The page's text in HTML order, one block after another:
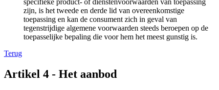
specifieke product- of dienstenvoorwaarden van toepassing
zijn, is het tweede en derde lid van overeenkomstige
toepassing en kan de consument zich in geval van
tegenstrijdige algemene voorwaarden steeds beroepen op de
toepasselijke bepaling die voor hem het meest gunstig is.
Terug
Artikel 4 - Het aanbod